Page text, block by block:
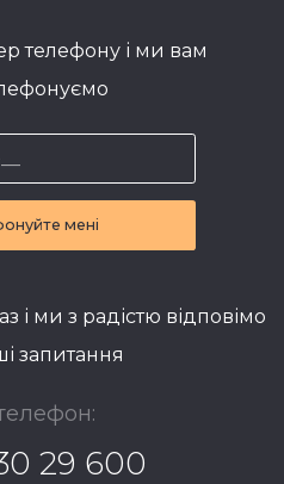
телефону і ми вам
мені
і ми з радістю відповімо
запитання
29 600